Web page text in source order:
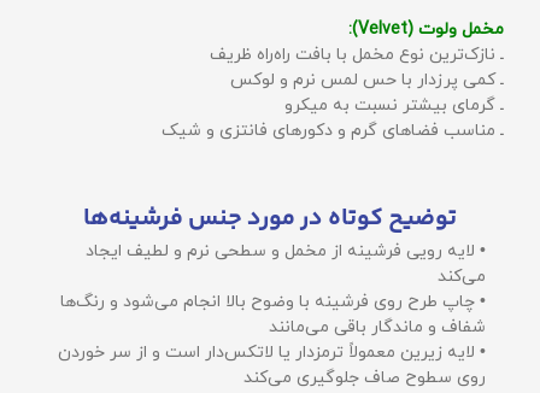
مخمل ولوت (Velvet):
ـ نازک‌ترین نوع مخمل با بافت راه‌راه ظریف
ـ کمی پرزدار با حس لمس نرم و لوکس
ـ گرمای بیشتر نسبت به میکرو
ـ مناسب فضاهای گرم و دکورهای فانتزی و شیک
توضیح کوتاه در مورد جنس فرشینه‌ها
• لایه رویی فرشینه از مخمل و سطحی نرم و لطیف ایجاد
می‌کند
• چاپ طرح روی فرشینه با وضوح بالا انجام می‌شود و رنگ‌ها
شفاف و ماندگار باقی می‌مانند
• لایه زیرین معمولاً ترمزدار یا لاتکس‌دار است و از سر خوردن
روی سطوح صاف جلوگیری می‌کند